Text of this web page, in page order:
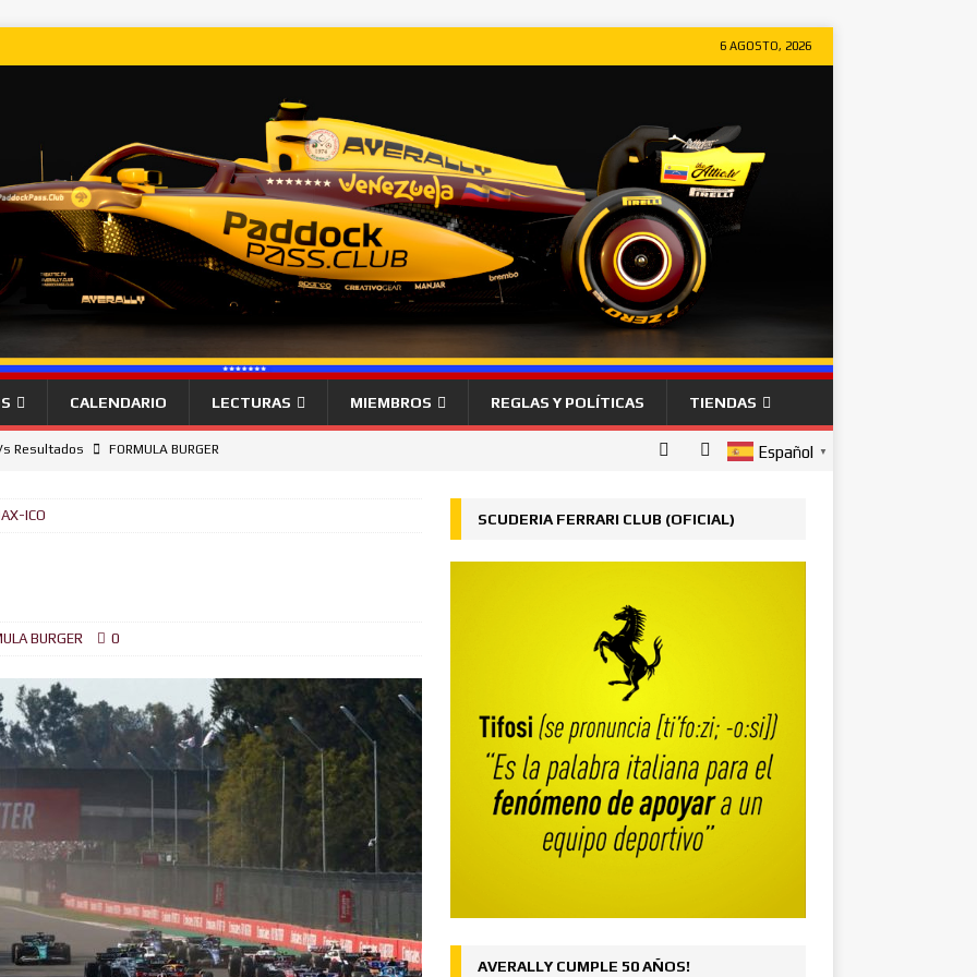
6 AGOSTO, 2026
CALENDARIO LECTURAS MIEMBROS REGLAS Y POLÍTICAS TIENDAS
Resultados FORMULA BURGER
FORMULA BURGER
la victoria en Silverstone, Russell 2do, Hamilton 3ro. NOTICIAS
FORMULA BURGER
desde la Pole el Gran Premio de Austria NOTICIAS
(Y y Z) FORMULA BURGER
Español ▼
ICO
BURGER 0
SCUDERIA FERRARI CLUB (OFICIAL)
AVERALLY CUMPLE 50 AÑOS!